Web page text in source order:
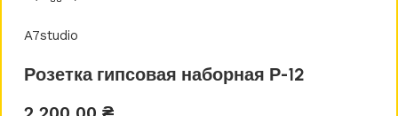
A7studio
Розетка гипсовая наборная Р-12